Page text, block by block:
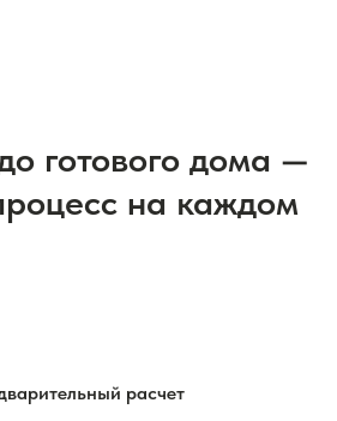
готового дома —
на каждом
расчет